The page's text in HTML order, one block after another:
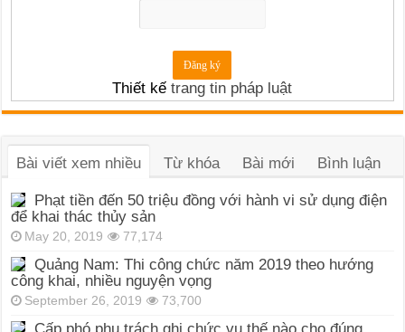
Thiết kếtrang tin pháp luật
Bài viết xem nhiều Từ khóa Bài mới Bình luận
Phạt tiền đến 50 triệu đồng với hành vi sử dụng điện
để khai thác thủy sản
May 20, 2019 77,174
Quảng Nam: Thi công chức năm 2019 theo hướng
công khai, nhiều nguyện vọng
September 26, 2019 73,700